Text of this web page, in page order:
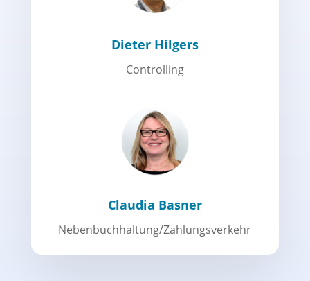
Dieter Hilgers
Controlling
Claudia Basner
Nebenbuchhaltung/Zahlungsverkehr